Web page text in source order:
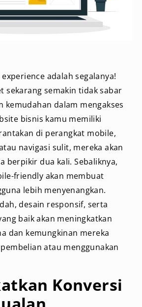
adalah segalanya!
sekarang semakin tidak sabar
kemudahan dalam mengakses
bisnis kamu memiliki
di perangkat mobile,
navigasi sulit, mereka akan
berpikir dua kali. Sebaliknya,
friendly akan membuat
lebih menyenangkan.
desain responsif, serta
baik akan meningkatkan
dan kemungkinan mereka
atau menggunakan
Konversi